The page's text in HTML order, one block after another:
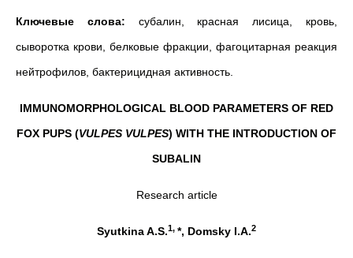
Ключевые слова: субалин, красная лисица, кровь,
сыворотка крови, белковые фракции, фагоцитарная реакция
нейтрофилов, бактерицидная активность.
IMMUNOMORPHOLOGICAL BLOOD PARAMETERS OF RED
FOX PUPS (VULPES VULPES) WITH THE INTRODUCTION OF
SUBALIN
Research article
Syutkina A.S.1, *, Domsky I.A.2